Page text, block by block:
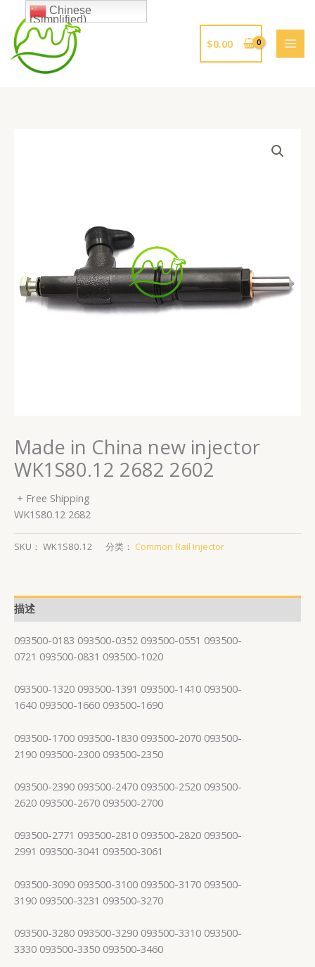
$0.00
Made in China new injector
WK1S80.12 2682 2602
+ Free Shipping
WK1S80.12 2682
SKU： WK1S80.12 分类： Common Rail Injector
描述
093500-0183 093500-0352 093500-0551 093500-
0721 093500-0831 093500-1020
093500-1320 093500-1391 093500-1410 093500-
1640 093500-1660 093500-1690
093500-1700 093500-1830 093500-2070 093500-
2190 093500-2300 093500-2350
093500-2390 093500-2470 093500-2520 093500-
2620 093500-2670 093500-2700
093500-2771 093500-2810 093500-2820 093500-
2991 093500-3041 093500-3061
093500-3090 093500-3100 093500-3170 093500-
3190 093500-3231 093500-3270
093500-3280 093500-3290 093500-3310 093500-
3330 093500-3350 093500-3460
Chinese
(Simplified)